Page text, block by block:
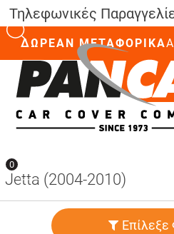
Τηλεφωνικές
ΔΩΡΕΑΝ ΜΕΤΑΦΟΡΙΚΑ
0
Jetta (2004-2010)
Επίλεξε